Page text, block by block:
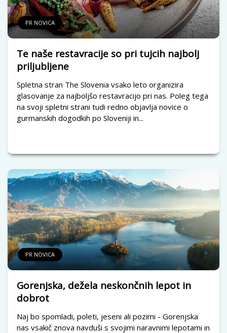
PR NOVICA
Te naše restavracije so pri tujcih najbolj
priljubljene
Spletna stran The Slovenia vsako leto organizira
glasovanje za najboljšo restavracijo pri nas. Poleg tega
na svoji spletni strani tudi redno objavlja novice o
gurmanskih dogodkih po Sloveniji in...
PR NOVICA
Gorenjska, dežela neskončnih lepot in
dobrot
Naj bo spomladi, poleti, jeseni ali pozimi - Gorenjska
nas vsakič znova navduši s svojimi naravnimi lepotami in